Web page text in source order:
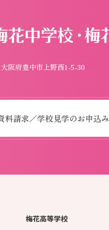
阪府豊中市上野西1-5-30
料請求／学校見学のお申込み
梅花高等学校